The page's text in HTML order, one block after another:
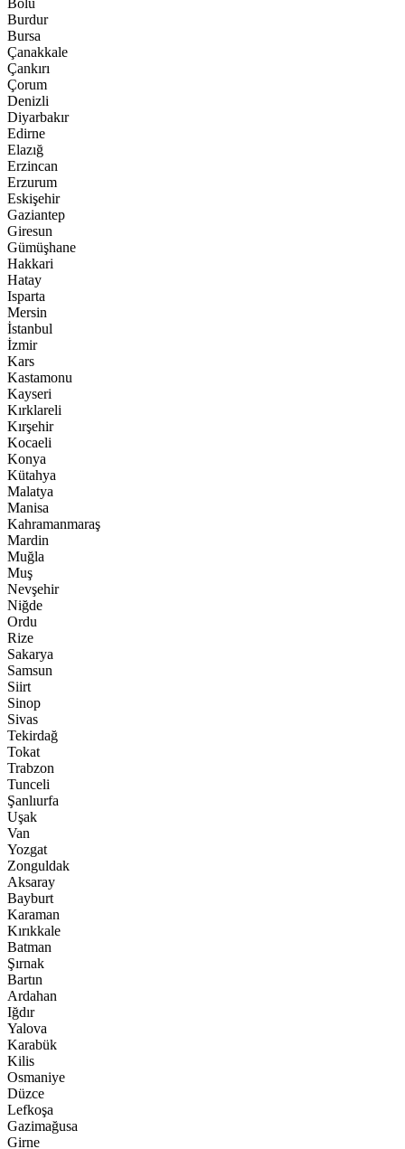
Bolu
Burdur
Bursa
Çanakkale
Çankırı
Çorum
Denizli
Diyarbakır
Edirne
Elazığ
Erzincan
Erzurum
Eskişehir
Gaziantep
Giresun
Gümüşhane
Hakkari
Hatay
Isparta
Mersin
İstanbul
İzmir
Kars
Kastamonu
Kayseri
Kırklareli
Kırşehir
Kocaeli
Konya
Kütahya
Malatya
Manisa
Kahramanmaraş
Mardin
Muğla
Muş
Nevşehir
Niğde
Ordu
Rize
Sakarya
Samsun
Siirt
Sinop
Sivas
Tekirdağ
Tokat
Trabzon
Tunceli
Şanlıurfa
Uşak
Van
Yozgat
Zonguldak
Aksaray
Bayburt
Karaman
Kırıkkale
Batman
Şırnak
Bartın
Ardahan
Iğdır
Yalova
Karabük
Kilis
Osmaniye
Düzce
Lefkoşa
Gazimağusa
Girne